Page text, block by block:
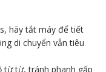
hãy tắt máy để tiết
di chuyển vẫn tiêu
từ từ, tránh phanh gấp